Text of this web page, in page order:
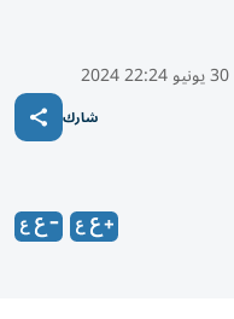
30 يونيو 22:24 2024
شارك